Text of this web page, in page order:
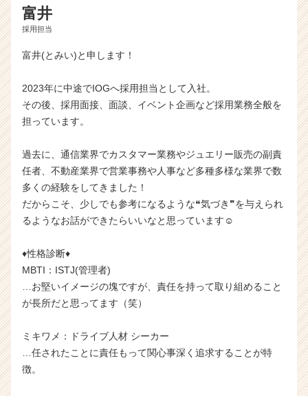
富井
採用担当
富井(とみい)と申します！
2023年に中途でIOGへ採用担当として入社。
その後、採用面接、面談、イベント企画など採用業務全般を
担っています。
過去に、通信業界でカスタマー業務やジュエリー販売の副責
任者、不動産業界で営業事務や人事など多種多様な業界で数
多くの経験をしてきました！
だからこそ、少しでも参考になるような❝気づき❞を与えられ
るようなお話ができたらいいなと思っています☺
♦性格診断♦
MBTI：ISTJ(管理者)
…お堅いイメージの塊ですが、責任を持って取り組めること
が長所だと思ってます（笑）
ミキワメ：ドライブ人材 シーカー
…任されたことに責任もって関心事深く追求することが特
徴。